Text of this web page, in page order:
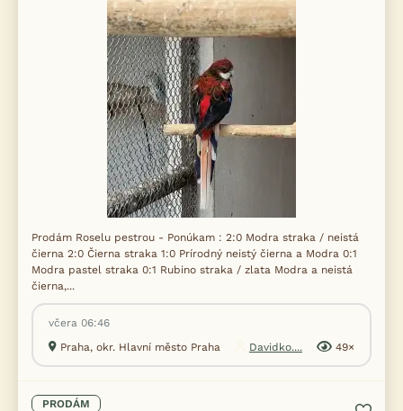
Prodám Roselu pestrou - Ponúkam : 2:0 Modra straka / neistá
čierna 2:0 Čierna straka 1:0 Prírodný neistý čierna a Modra 0:1
Modra pastel straka 0:1 Rubino straka / zlata Modra a neistá
čierna,...
včera 06:46
Praha, okr. Hlavní město Praha
Davidko.... 49×
PRODÁM